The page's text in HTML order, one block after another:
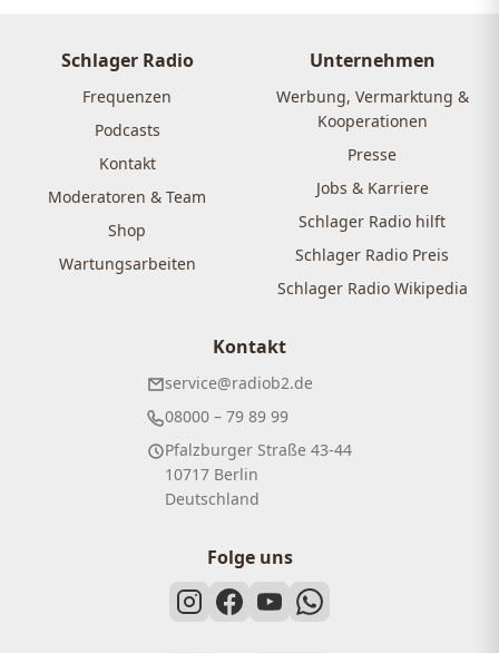
Schlager Radio
Frequenzen
Podcasts
Kontakt
Moderatoren & Team
Shop
Wartungsarbeiten
Unternehmen
Werbung, Vermarktung &
Kooperationen
Presse
Jobs & Karriere
Schlager Radio hilft
Schlager Radio Preis
Schlager Radio Wikipedia
Kontakt
service@radiob2.de
08000 – 79 89 99
Pfalzburger Straße 43-44
10717 Berlin
Deutschland
Folge uns